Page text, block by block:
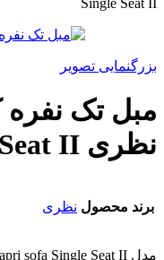
Single Seat II
بزرگنمایی تصویر
نظری Capri sofa Single Seat II
برند محصول نظری
مدل Capri sofa Single Seat II